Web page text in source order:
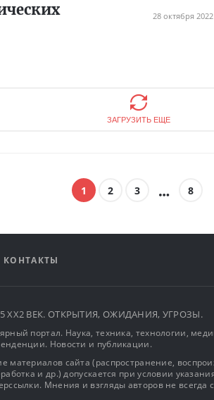
28 октября 2022
ЗАГРУЗИТЬ ЕЩЕ
1 2 3 8
КОНТАКТЫ
XX2 ВЕК. ОТКРЫТИЯ, ОЖИДАНИЯ, УГРОЗЫ.
портал. Наука, техника, технологии,
Новости и публикации.
материалов сайта (распространение,
и др.) допускается при условии
Мнения и взгляды авторов не всегда